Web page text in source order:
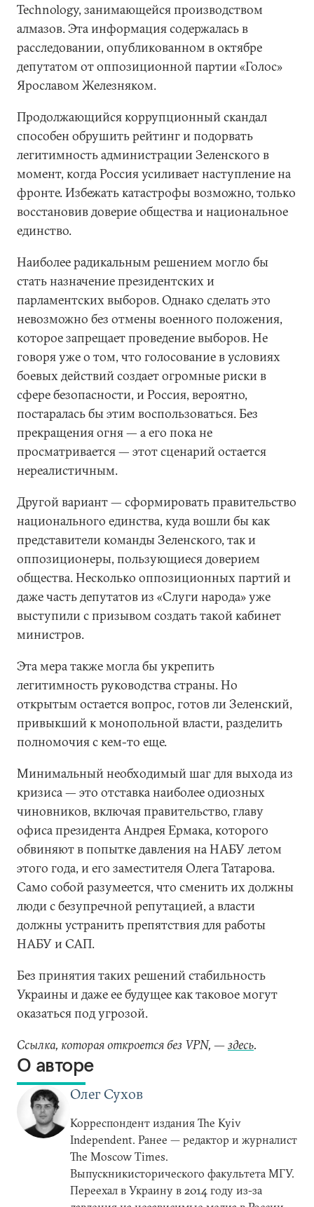
Technology, занимающейся производством
алмазов. Эта информация содержалась в
расследовании, опубликованном в октябре
депутатом от оппозиционной партии «Голос»
Ярославом Железняком.
Продолжающийся коррупционный скандал
способен обрушить рейтинг и подорвать
легитимность администрации Зеленского в
момент, когда Россия усиливает наступление на
фронте. Избежать катастрофы возможно, только
восстановив доверие общества и национальное
единство.
Наиболее радикальным решением могло бы
стать назначение президентских и
парламентских выборов. Однако сделать это
невозможно без отмены военного положения,
которое запрещает проведение выборов. Не
говоря уже о том, что голосование в условиях
боевых действий создает огромные риски в
сфере безопасности, и Россия, вероятно,
постаралась бы этим воспользоваться. Без
прекращения огня — а его пока не
просматривается — этот сценарий остается
нереалистичным.
Другой вариант — сформировать правительство
национального единства, куда вошли бы как
представители команды Зеленского, так и
оппозиционеры, пользующиеся доверием
общества. Несколько оппозиционных партий и
даже часть депутатов из «Слуги народа» уже
выступили с призывом создать такой кабинет
министров.
Эта мера также могла бы укрепить
легитимность руководства страны. Но
открытым остается вопрос, готов ли Зеленский,
привыкший к монопольной власти, разделить
полномочия с кем-то еще.
Минимальный необходимый шаг для выхода из
кризиса — это отставка наиболее одиозных
чиновников, включая правительство, главу
офиса президента Андрея Ермака, которого
обвиняют в попытке давления на НАБУ летом
этого года, и его заместителя Олега Татарова.
Само собой разумеется, что сменить их должны
люди с безупречной репутацией, а власти
должны устранить препятствия для работы
НАБУ и САП.
Без принятия таких решений стабильность
Украины и даже ее будущее как таковое могут
оказаться под угрозой.
Ссылка, которая откроется без VPN, —здесь.
О авторе
Олег Сухов
Корреспондент издания The Kyiv
Independent. Ранее — редактор и журналист
The Moscow Times.
Выпускникисторического факультета МГУ.
Переехал в Украину в 2014 году из-за